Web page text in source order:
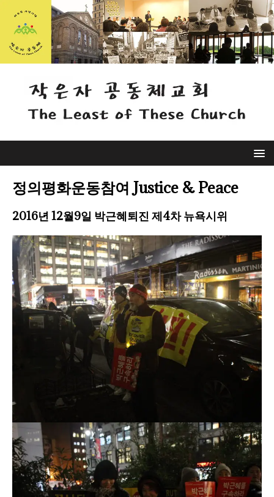
정의평화운동참여 Justice & Peace
2016년 12월9일 박근혜퇴진 제4차 뉴욕시위